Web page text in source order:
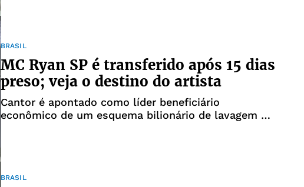
BRASIL
MC Ryan SP é transferido após 15 dias
preso; veja o destino do artista
Cantor é apontado como líder beneficiário
econômico de um esquema bilionário de lavagem de
BRASIL